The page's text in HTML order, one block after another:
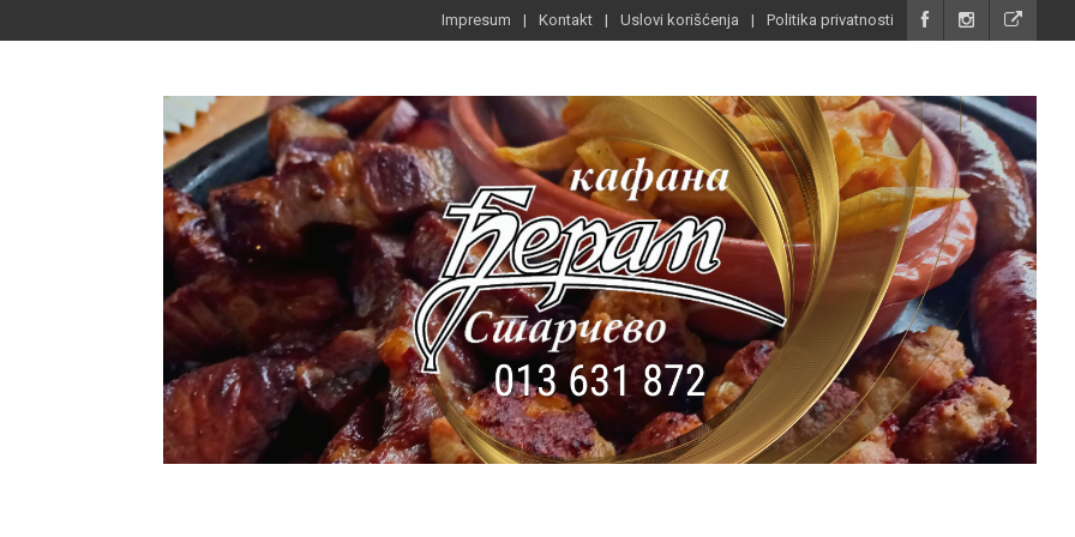
Impresum Kontakt Uslovi korišćenja Politika privatnosti